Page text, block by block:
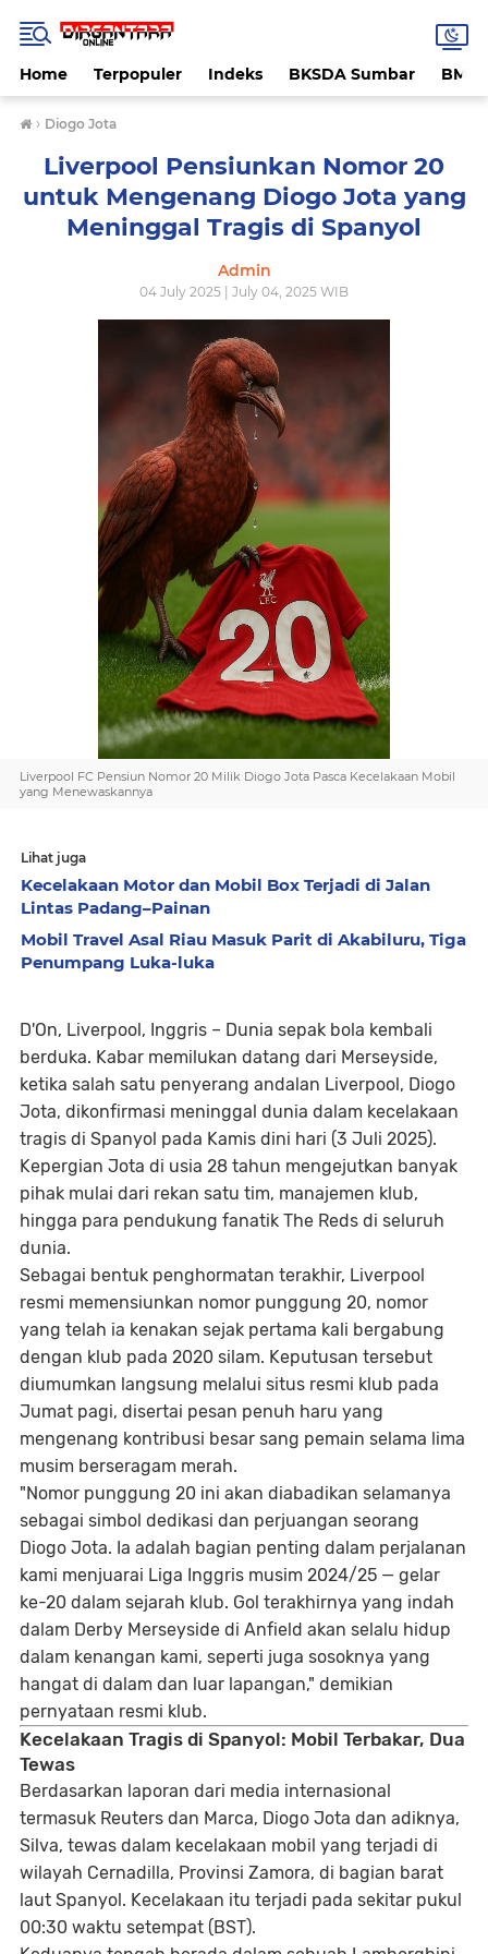
Home Terpopuler Indeks BKSDA Sumbar
› Diogo Jota
Liverpool Pensiunkan Nomor 20
untuk Mengenang Diogo Jota yang
Meninggal Tragis di Spanyol
Admin
04 July 2025 | July 04, 2025 WIB
Liverpool FC Pensiun Nomor 20 Milik Diogo Jota Pasca Kecelakaan Mobil
yang Menewaskannya
Lihat juga
Kecelakaan Motor dan Mobil Box Terjadi di Jalan
Lintas Padang–Painan
Mobil Travel Asal Riau Masuk Parit di Akabiluru, Tiga
Penumpang Luka-luka
D'On, Liverpool, Inggris – Dunia sepak bola kembali
berduka. Kabar memilukan datang dari Merseyside,
ketika salah satu penyerang andalan Liverpool, Diogo
Jota, dikonfirmasi meninggal dunia dalam kecelakaan
tragis di Spanyol pada Kamis dini hari (3 Juli 2025).
Kepergian Jota di usia 28 tahun mengejutkan banyak
pihak mulai dari rekan satu tim, manajemen klub,
hingga para pendukung fanatik The Reds di seluruh
dunia.
Sebagai bentuk penghormatan terakhir, Liverpool
resmi memensiunkan nomor punggung 20, nomor
yang telah ia kenakan sejak pertama kali bergabung
dengan klub pada 2020 silam. Keputusan tersebut
diumumkan langsung melalui situs resmi klub pada
Jumat pagi, disertai pesan penuh haru yang
mengenang kontribusi besar sang pemain selama lima
musim berseragam merah.
"Nomor punggung 20 ini akan diabadikan selamanya
sebagai simbol dedikasi dan perjuangan seorang
Diogo Jota. Ia adalah bagian penting dalam perjalanan
kami menjuarai Liga Inggris musim 2024/25 — gelar
ke-20 dalam sejarah klub. Gol terakhirnya yang indah
dalam Derby Merseyside di Anfield akan selalu hidup
dalam kenangan kami, seperti juga sosoknya yang
hangat di dalam dan luar lapangan," demikian
pernyataan resmi klub.
Kecelakaan Tragis di Spanyol: Mobil Terbakar, Dua
Tewas
Berdasarkan laporan dari media internasional
termasuk Reuters dan Marca, Diogo Jota dan adiknya,
Silva, tewas dalam kecelakaan mobil yang terjadi di
wilayah Cernadilla, Provinsi Zamora, di bagian barat
laut Spanyol. Kecelakaan itu terjadi pada sekitar pukul
00:30 waktu setempat (BST).